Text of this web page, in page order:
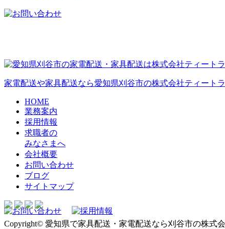
家電配送や家具配送なら愛知県刈谷市の株式会社ティート
HOME
業務案内
採用情報
求職者の
みなさまへ
会社概要
お問い合わせ
ブログ
サイトマップ
Copyright© 愛知県で家具配送・家電配送なら刈谷市の株式